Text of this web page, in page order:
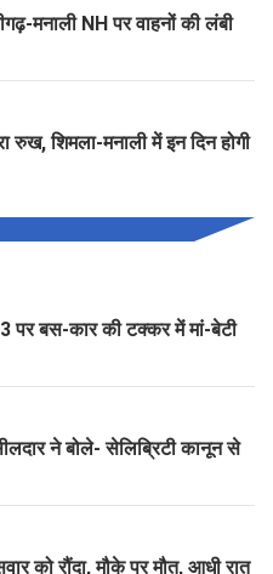
मनाली NH पर वाहनों की लंबी
रुख, शिमला-मनाली में इन दिन होगी
पर बस-कार की टक्कर में मां-बेटी
ने बोले- सेलिब्रिटी कानून से
को रौंदा, मौके पर मौत, आधी रात